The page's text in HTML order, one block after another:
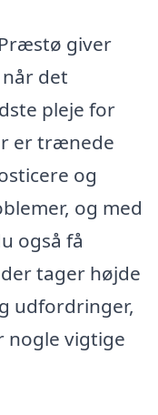
giver
det
pleje for
er trænede
og
og med
også få
tager højde
udfordringer,
nogle vigtige